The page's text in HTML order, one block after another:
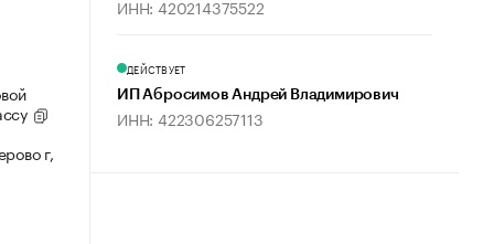
г,
ИНН: 420214375522
ДЕЙСТВУЕТ
ИП Абросимов Андрей Владимирович
ИНН: 422306257113